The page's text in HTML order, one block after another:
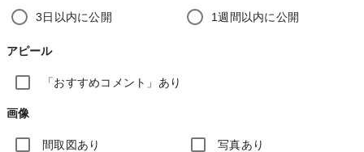
3日以内に公開 1週間以内に公開
アピール
「おすすめコメント」あり
画像
間取図あり 写真あり